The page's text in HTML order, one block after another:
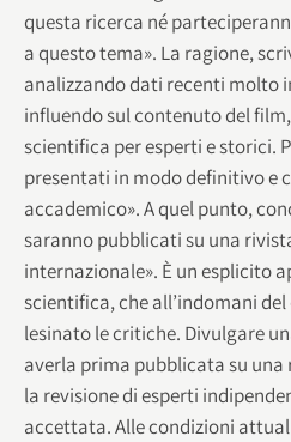
questa ricerca né
a questo tema». La ragione,
analizzando dati recenti molto
influendo sul contenuto del
scientifica per esperti e storici.
presentati in modo definitivo e
accademico». A quel punto,
saranno pubblicati su una
internazionale». È un esplicito
scientifica, che all’indomani
lesinato le critiche. Divulgare
averla prima pubblicata su
la revisione di esperti
accettata. Alle condizioni